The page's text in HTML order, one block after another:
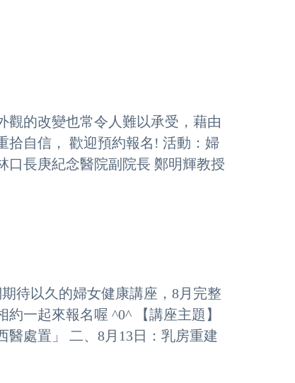
觀的改變也常令人難以承受，藉由
拾自信， 歡迎預約報名! 活動：婦
口長庚紀念醫院副院長 鄭明輝教授
待以久的婦女健康講座，8月完整
一起來報名喔 ^0^ 【講座主題】
醫處置」 二、8月13日：乳房重建